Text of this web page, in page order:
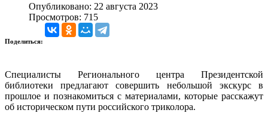
Опубликовано: 22 августа 2023
Просмотров: 715
Поделиться:
Специалисты Регионального центра Президентской
библиотеки предлагают совершить небольшой экскурс в
прошлое и познакомиться с материалами, которые расскажут
об историческом пути российского триколора.